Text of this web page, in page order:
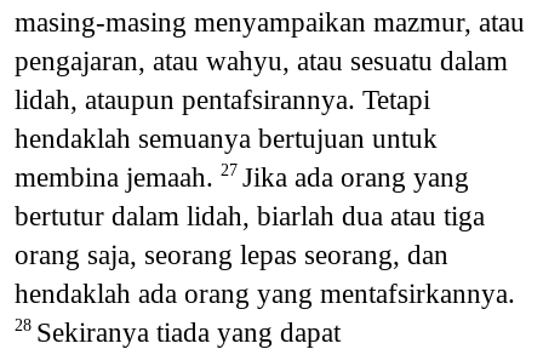
masing-masing menyampaikan mazmur, atau
pengajaran, atau wahyu, atau sesuatu dalam
lidah, ataupun pentafsirannya. Tetapi
hendaklah semuanya bertujuan untuk
membina jemaah. 27 Jika ada orang yang
bertutur dalam lidah, biarlah dua atau tiga
orang saja, seorang lepas seorang, dan
hendaklah ada orang yang mentafsirkannya.
28 Sekiranya tiada yang dapat